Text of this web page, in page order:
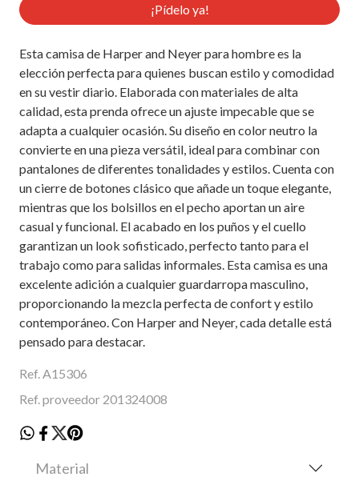
¡Pídelo ya!
Esta camisa de Harper and Neyer para hombre es la
elección perfecta para quienes buscan estilo y comodidad
en su vestir diario. Elaborada con materiales de alta
calidad, esta prenda ofrece un ajuste impecable que se
adapta a cualquier ocasión. Su diseño en color neutro la
convierte en una pieza versátil, ideal para combinar con
pantalones de diferentes tonalidades y estilos. Cuenta con
un cierre de botones clásico que añade un toque elegante,
mientras que los bolsillos en el pecho aportan un aire
casual y funcional. El acabado en los puños y el cuello
garantizan un look sofisticado, perfecto tanto para el
trabajo como para salidas informales. Esta camisa es una
excelente adición a cualquier guardarropa masculino,
proporcionando la mezcla perfecta de confort y estilo
contemporáneo. Con Harper and Neyer, cada detalle está
pensado para destacar.
Ref. A15306
Ref. proveedor 201324008
Material